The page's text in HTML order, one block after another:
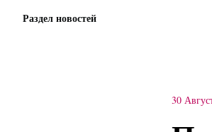
Раздел новостей
30